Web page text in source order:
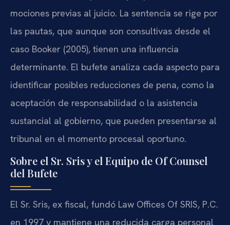
mociones previas al juicio. La sentencia se rige por
las pautas, que aunque son consultivas desde el
caso Booker (2005), tienen una influencia
determinante. El bufete analiza cada aspecto para
identificar posibles reducciones de pena, como la
aceptación de responsabilidad o la asistencia
sustancial al gobierno, que pueden presentarse al
tribunal en el momento procesal oportuno.
Sobre el Sr. Sris y el Equipo de Of Counsel
del Bufete
El Sr. Sris, ex fiscal, fundó Law Offices Of SRIS, P.C.
en 1997 y mantiene una reducida carga personal